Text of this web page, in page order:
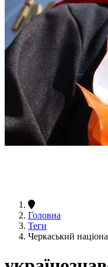
Головна
Теги
Черкаський